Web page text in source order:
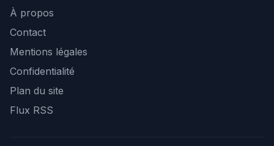
À propos
Contact
Mentions légales
Confidentialité
Plan du site
Flux RSS